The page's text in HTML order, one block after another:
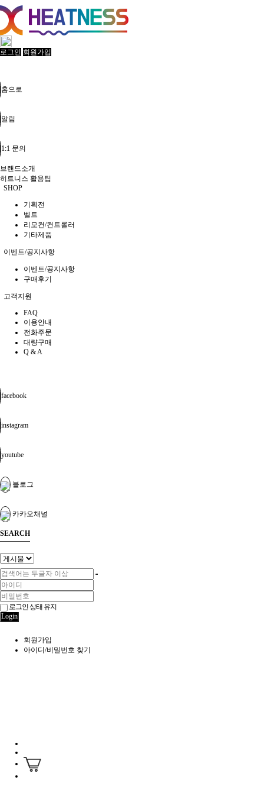
로그인 회원가입
홈으로
알림
1:1 문의
브랜드소개
히트니스 활용팁
SHOP
기획전
벨트
리모컨/컨트롤러
기타제품
이벤트/공지사항
이벤트/공지사항
구매후기
고객지원
FAQ
이용안내
전화주문
대량구매
Q & A
facebook
instagram
youtube
블로그
카카오채널
SEARCH
로그인 상태 유지
Login
회원가입
아이디/비밀번호 찾기